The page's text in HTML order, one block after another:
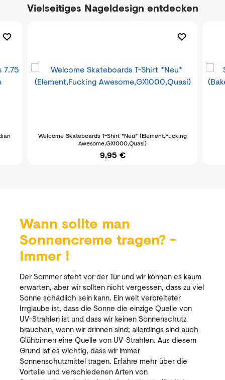
Vielseitiges Nageldesign entdecken
Welcome Skateboards T-Shirt *Neu* (Element,Fucking
Awesome,GX1000,Quasi)
9,95 €
Wann sollte man
Sonnencreme tragen? -
Immer !
Der Sommer steht vor der Tür und wir können es kaum
erwarten, aber wir sollten nicht vergessen, dass zu viel
Sonne schädlich sein kann. Ein weit verbreiteter
Irrglaube ist, dass die Sonne die einzige Quelle von
UV-Strahlen ist und dass wir keinen Sonnenschutz
brauchen, wenn wir drinnen sind; allerdings sind auch
Glühbirnen eine Quelle von UV-Strahlen. Aus diesem
Grund ist es wichtig, dass wir immer
Sonnenschutzmittel tragen. Erfahre mehr über die
Vorteile und verschiedenen Arten von